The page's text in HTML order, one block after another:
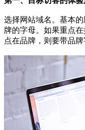
选择网站域名。基本
牌的字母。如果重点
点在品牌，则要带品